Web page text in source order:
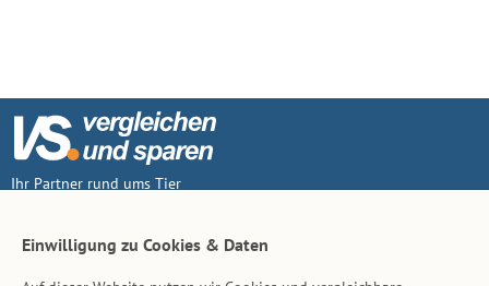
Ihr Partner rund ums Tier
Einwilligung zu Cookies & Daten